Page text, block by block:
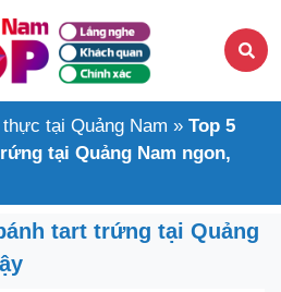
tại Quảng Nam » Top 5
tại Quảng Nam ngon,
tart trứng tại Quảng